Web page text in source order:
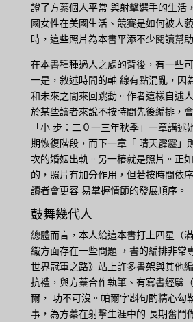
證了方蓁個人平常 與射擊選手的生活
國女性在美國生活、競賽是如何被人
時，這些照片為本書平添不少閱讀幫助
在本書種種過人之處的背後，有一些
一是，敘述時間的軸 線有點混亂，因
和未來之間來回跳動。作者這樣自述
於某些讀者來說不按時間先後編排，
「小 步：二０一三年秋季」一章講述
期恢復階段，而下一章「 晴天霹靂」
次的婚姻出軌。另一樁就是照片。正
的，照片有加分作用，但若按時間依
讀者會更容 易掌握情節的發展順序。
鼓舞幾代人
總體而言，本人給這本書打上四星（
織方面存在一些問題 ，書的編排非常
世界冠軍之路》站上許多書架與其他
抗禮，與方蓁合作執筆、有寫書經驗
爾， 功不可沒。帕爾字斟句酌精心勾
事，為方蓁在射擊生涯中的 長期奮鬥